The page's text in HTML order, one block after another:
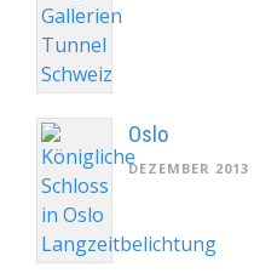
Oslo
DEZEMBER 2013